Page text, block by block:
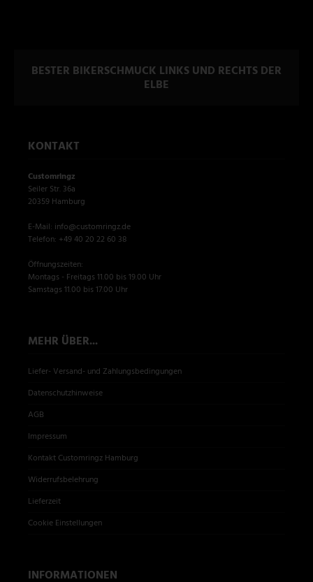
BESTER BIKERSCHMUCK LINKS UND RECHTS DER
ELBE
KONTAKT
Customringz
Seiler Str. 36a
20359 Hamburg
E-Mail: info@customringz.de
Telefon: +49 40 20 22 60 38
Öffnungszeiten:
Montags - Freitags 11.00 bis 19.00 Uhr
Samstags 11.00 bis 17.00 Uhr
MEHR ÜBER...
Liefer- Versand- und Zahlungsbedingungen
Datenschutzhinweise
AGB
Impressum
Kontakt Customringz Hamburg
Widerrufsbelehrung
Lieferzeit
Cookie Einstellungen
INFORMATIONEN